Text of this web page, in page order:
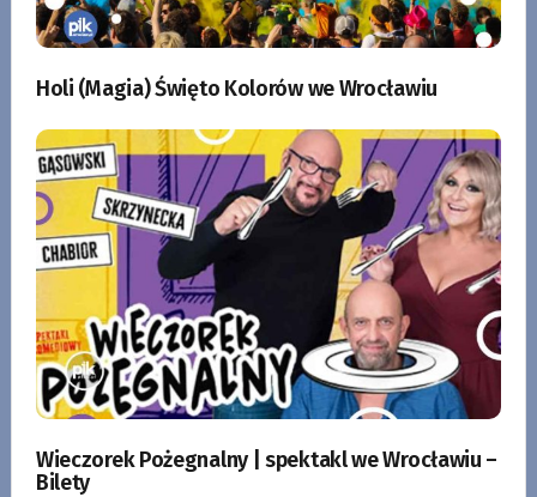
Holi (Magia) Święto Kolorów we Wrocławiu
Wieczorek Pożegnalny | spektakl we Wrocławiu –
Bilety